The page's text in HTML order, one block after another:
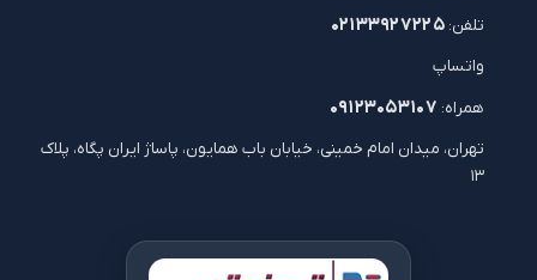
تلفن: ۰۲۱۳۳۹۲۷۲۲۵
واتساپ
همراه: ۰۹۱۲۳۰۵۳۱۰۷
تهران، میدان امام خمینی، خیابان باب همایون، پاساژ ایران پگاه، پلاک
۱۳